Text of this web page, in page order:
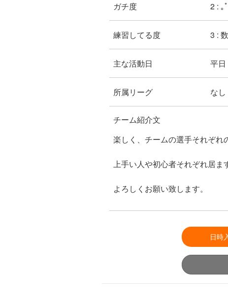
ガチ度 2 : ｡
練習してる度 3 :
主な活動日 平日
所属リーグ なし
チーム紹介文
楽しく、チームの選手それぞれ
上手い人や初心者それぞれ居ま
よろしくお願い致します。
日時